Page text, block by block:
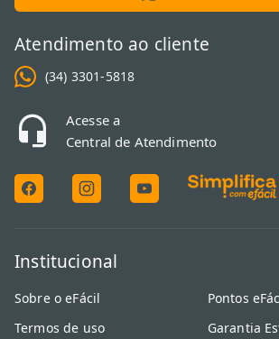
Atendimento ao cliente
(34) 3301-5818
Acesse a
Central de Atendimento
Institucional
Sobre o eFácil
Termos de uso
Pontos
Garantia